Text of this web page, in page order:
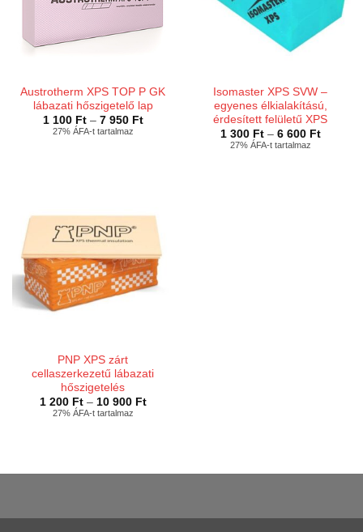
Austrotherm XPS TOP P GK
lábazati hőszigetelő lap
1 100 Ft – 7 950 FtÁrtartomány:
27% ÁFA-t tartalmaz
Isomaster XPS SVW –
egyenes élkialakítású,
érdesített felületű XPS
1 300 Ft – 6 600 Ft
27% ÁFA-t tartalmaz
PNP XPS zárt
cellaszerkezetű lábazati
hőszigetelés
1 200 Ft – 10 900 FtÁrtartomány:
27% ÁFA-t tartalmaz